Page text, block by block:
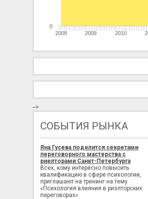
2008 2009 2010
0
-->
СОБЫТИЯ РЫНКА
Яна Гусева поделится секретами
переговорного мастерства с
риелторами Санкт-Петербурга
Всех, кому интересно повысить
квалификацию в сфере психологии,
приглашают на тренинг на тему
«Психология влияния в риэлторских
переговорах».